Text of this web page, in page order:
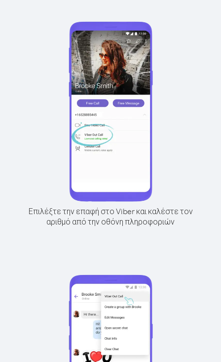
Επιλέξτε την επαφή στο Viber και καλέστε τον
αριθμό από την οθόνη πληροφοριών